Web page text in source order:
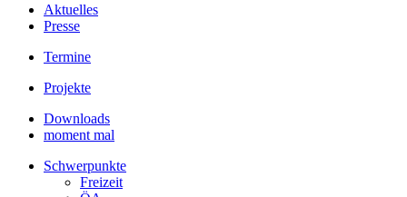
Aktuelles
Presse
Termine
Projekte
Downloads
moment mal
Schwerpunkte
Freizeit